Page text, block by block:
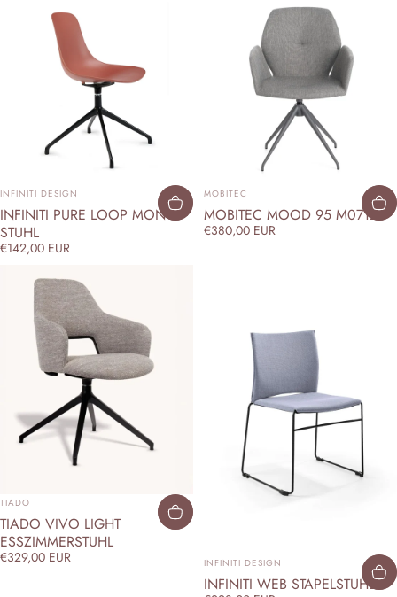
ANBIETER:
INFINITI DESIGN
INFINITI PURE LOOP MONO
STUHL
€142,00 EUR
ANBIETER:
MOBITEC
MOBITEC MOOD 95 M0712
€380,00 EUR
ANBIETER:
TIADO
TIADO VIVO LIGHT
ESSZIMMERSTUHL
€329,00 EUR ANBIETER:
INFINITI DESIGN
INFINITI WEB STAPELSTUHL